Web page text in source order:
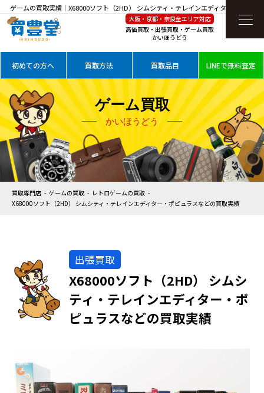
ゲームの買取実績｜X68000ソフト（2HD） シムシティ・テレインエディター・ポピュ
ラスなどを高価買取
大阪・京都・奈良全エリア対応
高価買取・出張買取・ゲーム買取
かいほうどう
初めての方へ 買取方法 買取品目 LINEで無料査定
ゲーム買取
かいほうどう
買取専門店 ゲームの買取
レトロゲームの買取
X68000ソフト（2HD） シムシティ・テレインエディター・ポピュラスなどの買取実績
出張買取
X68000ソフト（2HD） シムシ
ティ・テレインエディター・ポ
ピュラスなどの買取実績